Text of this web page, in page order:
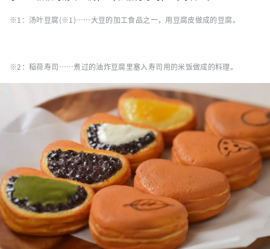
※1：汤叶豆腐(※1)……大豆的加工食品之一，用豆腐皮做成的豆腐。
※2：稲荷寿司……煮过的油炸豆腐里塞入寿司用的米饭做成的料理。